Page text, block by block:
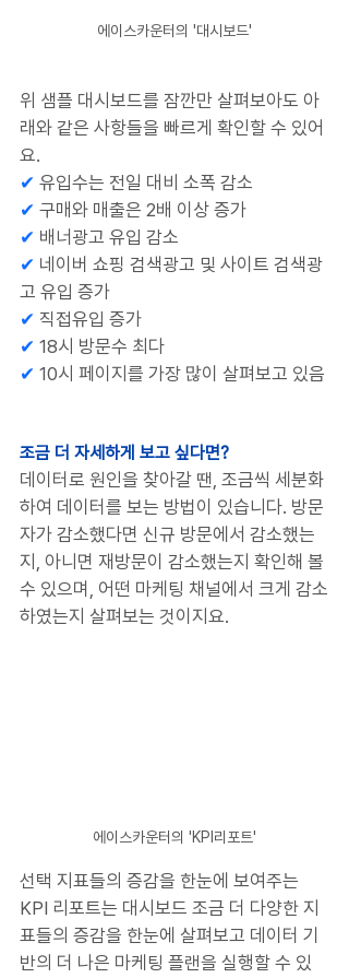
에이스카운터의 '대시보드'
위 샘플 대시보드를 잠깐만 살펴보아도 아
래와 같은 사항들을 빠르게 확인할 수 있어
요.
✔ 유입수는 전일 대비 소폭 감소
✔ 구매와 매출은 2배 이상 증가
✔ 배너광고 유입 감소
✔ 네이버 쇼핑 검색광고 및 사이트 검색광
고 유입 증가
✔ 직접유입 증가
✔ 18시 방문수 최다
✔ 10시 페이지를 가장 많이 살펴보고 있음
조금 더 자세하게 보고 싶다면?
데이터로 원인을 찾아갈 땐, 조금씩 세분화
하여 데이터를 보는 방법이 있습니다. 방문
자가 감소했다면 신규 방문에서 감소했는
지, 아니면 재방문이 감소했는지 확인해 볼
수 있으며, 어떤 마케팅 채널에서 크게 감소
하였는지 살펴보는 것이지요.
에이스카운터의 'KPI리포트'
선택 지표들의 증감을 한눈에 보여주는
KPI 리포트는 대시보드 조금 더 다양한 지
표들의 증감을 한눈에 살펴보고 데이터 기
반의 더 나은 마케팅 플랜을 실행할 수 있